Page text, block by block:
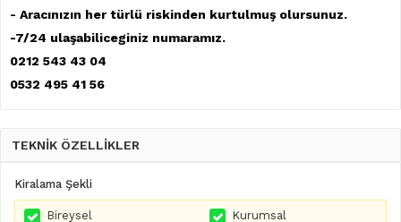
- Aracınızın her türlü riskinden kurtulmuş olursunuz.
-7/24 ulaşabiliceginiz numaramız.
0212 543 43 04
0532 495 41 56
TEKNİK ÖZELLİKLER
Kiralama Şekli
Bireysel
Kurumsal